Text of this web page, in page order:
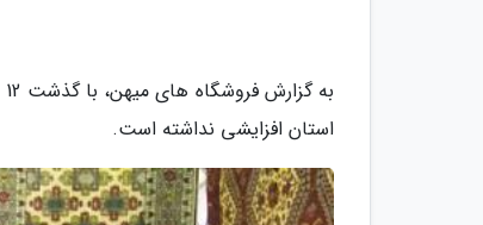
استان افزایشی نداشته است.